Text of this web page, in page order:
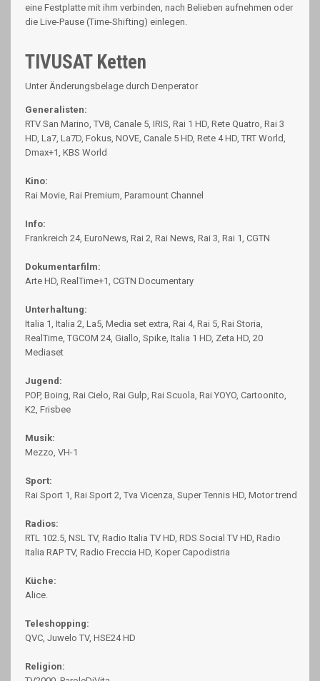
eine Festplatte mit ihm verbinden, nach Belieben aufnehmen oder
die Live-Pause (Time-Shifting) einlegen.
TIVUSAT Ketten
Unter Änderungsbelage durch Denperator
Generalisten:
RTV San Marino, TV8, Canale 5, IRIS, Rai 1 HD, Rete Quatro, Rai 3
HD, La7, La7D, Fokus, NOVE, Canale 5 HD, Rete 4 HD, TRT World,
Dmax+1, KBS World
Kino:
Rai Movie, Rai Premium, Paramount Channel
Info:
Frankreich 24, EuroNews, Rai 2, Rai News, Rai 3, Rai 1, CGTN
Dokumentarfilm:
Arte HD, RealTime+1, CGTN Documentary
Unterhaltung:
Italia 1, Italia 2, La5, Media set extra, Rai 4, Rai 5, Rai Storia,
RealTime, TGCOM 24, Giallo, Spike, Italia 1 HD, Zeta HD, 20
Mediaset
Jugend:
POP, Boing, Rai Cielo, Rai Gulp, Rai Scuola, Rai YOYO, Cartoonito,
K2, Frisbee
Musik:
Mezzo, VH-1
Sport:
Rai Sport 1, Rai Sport 2, Tva Vicenza, Super Tennis HD, Motor trend
Radios:
RTL 102.5, NSL TV, Radio Italia TV HD, RDS Social TV HD, Radio
Italia RAP TV, Radio Freccia HD, Koper Capodistria
Küche:
Alice.
Teleshopping:
QVC, Juwelo TV, HSE24 HD
Religion: